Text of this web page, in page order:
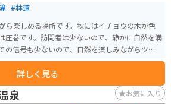
#林道
ら楽しめる場所です。秋にはイチョウの木が色
圧巻です。訪問者は少ないので、静かに自然を満
の信号も少ないので、自然を楽しみながらツー
トです。
詳しく見る
泉 お気に入り